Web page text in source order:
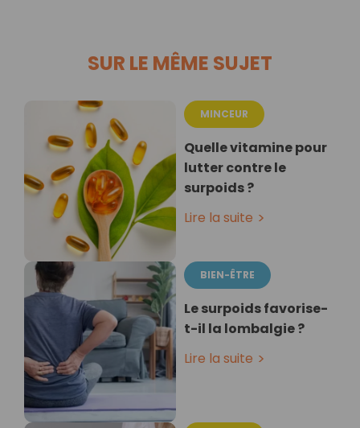
SUR LE MÊME SUJET
MINCEUR
Quelle vitamine pour
lutter contre le
surpoids ?
Lire la suite
BIEN-ÊTRE
Le surpoids favorise-
t-il la lombalgie ?
Lire la suite